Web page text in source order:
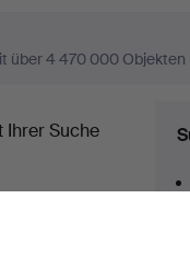
über 4 470 000 Objekten
Ihrer Suche